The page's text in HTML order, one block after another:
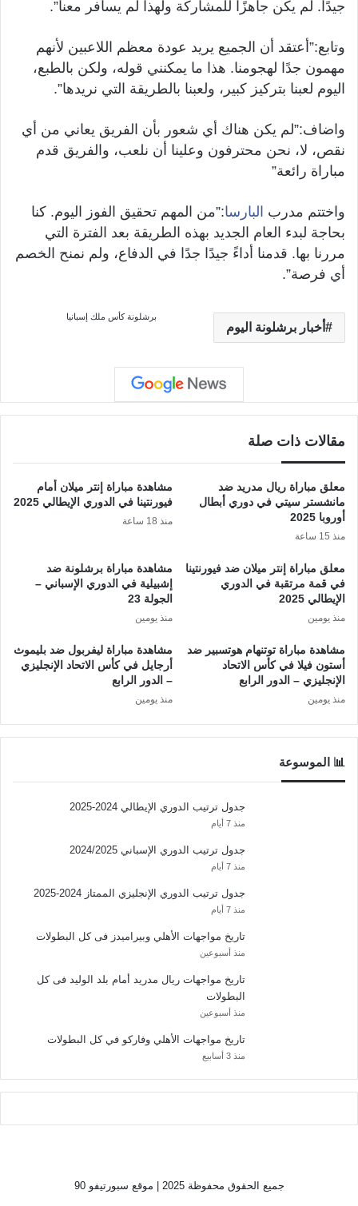
جيدًا. لم يكن جاهزًا للمشاركة ولهذا لم يسافر معنا”.
وتابع:”أعتقد أن الجميع يريد عودة معظم اللاعبين لأنهم
مهمون جدًا لهجومنا. هذا ما يمكنني قوله، ولكن بالطبع،
اليوم لعبنا بتركيز كبير، ولعبنا بالطريقة التي نريدها”.
واضاف:”لم يكن هناك أي شعور بأن الفريق يعاني من أي
نقص، لا، نحن محترفون وعلينا أن نلعب، والفريق قدم
مباراة رائعة”
واختتم مدرب البارسا:”من المهم تحقيق الفوز اليوم. كنا
بحاجة لبدء العام الجديد بهذه الطريقة بعد الفترة التي
مررنا بها. قدمنا أداءً جيدًا جدًا في الدفاع، ولم نمنح الخصم
أي فرصة”.
أخبار برشلونة اليوم
برشلونة كأس ملك إسبانيا
مقالات ذات صلة
معلق مباراة ريال مدريد ضد
مانشستر سيتي في دوري أبطال
أوروبا 2025
منذ 15 ساعة
مشاهدة مباراة إنتر ميلان أمام
فيورنتينا في الدوري الإيطالي 2025
منذ 18 ساعة
معلق مباراة إنتر ميلان ضد فيورنتينا
في قمة مرتقبة في الدوري
الإيطالي 2025
منذ يومين
مشاهدة مباراة برشلونة ضد
إشبيلية في الدوري الإسباني –
الجولة 23
منذ يومين
مشاهدة مباراة توتنهام هوتسبير ضد
أستون فيلا في كأس الاتحاد
الإنجليزي – الدور الرابع
منذ يومين
مشاهدة مباراة ليفربول ضد بليموث
أرجايل في كأس الاتحاد الإنجليزي
– الدور الرابع
منذ يومين
📊 الموسوعة
جدول ترتيب الدوري الإيطالي 2024-2025
منذ 7 أيام
جدول ترتيب الدوري الإسباني 2024/2025
منذ 7 أيام
جدول ترتيب الدوري الإنجليزي الممتاز 2024-2025
منذ 7 أيام
تاريخ مواجهات الأهلي وبيراميدز فى كل البطولات
منذ أسبوعين
تاريخ مواجهات ريال مدريد أمام بلد الوليد فى كل
البطولات
منذ أسبوعين
تاريخ مواجهات الأهلي وفاركو في كل البطولات
منذ 3 أسابيع
جميع الحقوق محفوظة 2025 | موقع سبورتيفو 90